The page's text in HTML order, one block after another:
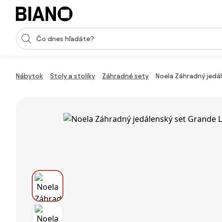
Preskočiť navigáciu, prejsť na obsah
Vstup pre vyhľadávanie
Nábytok Stoly a stolíky Záhradné sety Noela Záhradný